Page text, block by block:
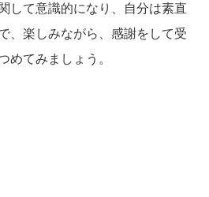
して意識的になり、自分は素直
、楽しみながら、感謝をして受
めてみましょう。